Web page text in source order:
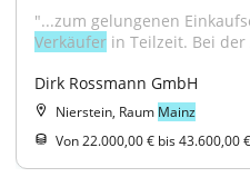
Verkäufer in Teilzeit. Bei
Dirk Rossmann GmbH
Nierstein, Raum Mainz
Von 22.000,00 € bis 43.600,00 €